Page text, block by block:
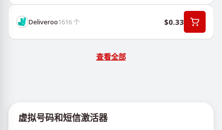
Deliveroo1616个 $0.33
查看全部
虚拟号码和短信激活器